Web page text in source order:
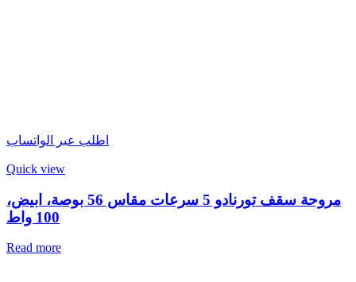
اطلب عبر الواتساب
Quick view
مروحة سقف تورنادو 5 سرعات مقاس 56 بوصة، ابيض،
100 واط
Read more